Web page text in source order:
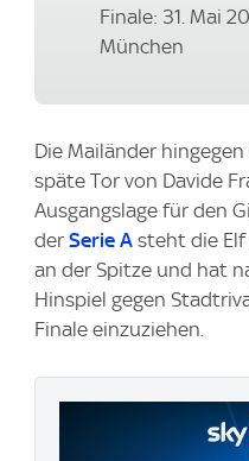
Finale: 31. Mai
München
Die Mailänder
späte Tor von Davide
Ausgangslage für den
der Serie A steht die Elf
an der Spitze und hat
Hinspiel gegen
Finale einzuziehen.